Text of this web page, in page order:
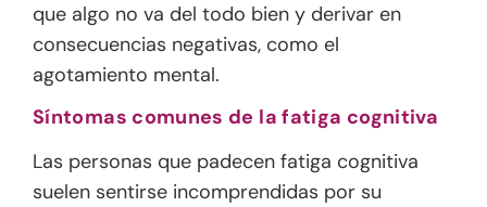
que algo no va del todo bien y derivar en
consecuencias negativas, como el
agotamiento mental.
Síntomas comunes de la fatiga cognitiva
Las personas que padecen fatiga cognitiva
suelen sentirse incomprendidas por su